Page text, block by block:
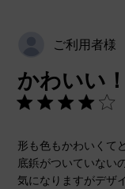
ご利用者様
かわいい！
形も色もかわいくて
底鋲がついていない
気になりますがデザ